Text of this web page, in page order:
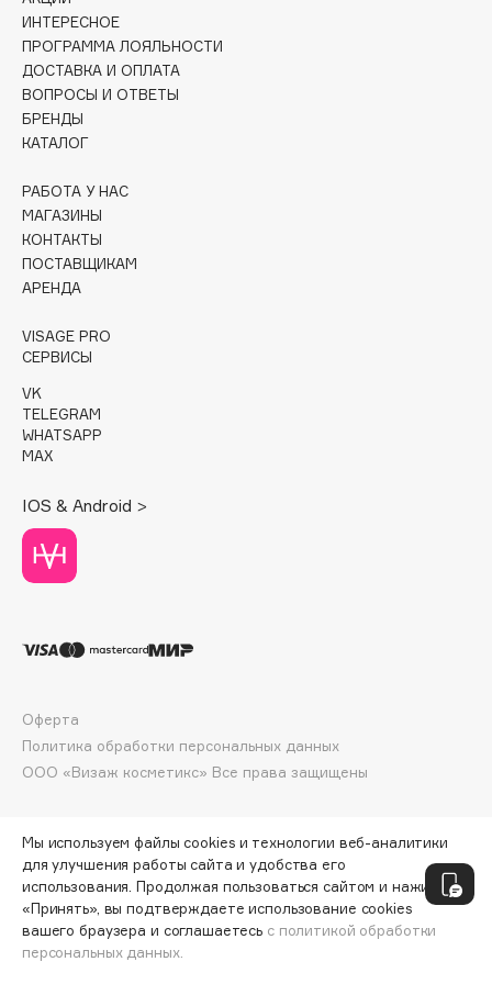
Collagenina
Consly
Corimo
CosRX
Cottolina
Cunzite
d'Alba
DABO
DARLING*
Darphin
Deonica
Dessange
Dior
Dolomit
DP Daily Perfection
Dr. Vranjes Firenze
Dr.Jart+
DSD de Luxe
Dyson
ДОБАВИТЬ В КОРЗИНУ
ИНТЕРЕСНОЕ
ПРОГРАММА ЛОЯЛЬНОСТИ
ДОСТАВКА И ОПЛАТА
ВОПРОСЫ И ОТВЕТЫ
БРЕНДЫ
КАТАЛОГ
РАБОТА У НАС
МАГАЗИНЫ
КОНТАКТЫ
ПОСТАВЩИКАМ
АРЕНДА
VISAGE PRO
СЕРВИСЫ
VK
TELEGRAM
WHATSAPP
MAX
IOS & Android >
ООО «Визаж косметикс» Все права защищены
Оферта
Политика обработки персональных данных
Мы используем файлы cookies и технологии веб-аналитики
для улучшения работы сайта и удобства его
использования. Продолжая пользоваться сайтом и нажимая
«Принять», вы подтверждаете использование cookies
вашего браузера и соглашаетесь с политикой обработки
персональных данных.